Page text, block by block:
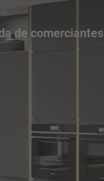
de comerciantes